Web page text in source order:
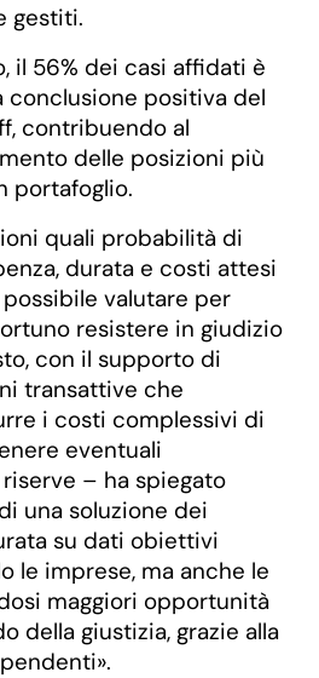
gestiti.
il 56% dei casi affidati è
conclusione positiva del
contribuendo al
delle posizioni più
portafoglio.
quali probabilità di
durata e costi attesi
valutare per
resistere in giudizio
con il supporto di
transattive che
i costi complessivi di
eventuali
– ha spiegato
una soluzione dei
su dati obiettivi
le imprese, ma anche le
maggiori opportunità
della giustizia, grazie alla